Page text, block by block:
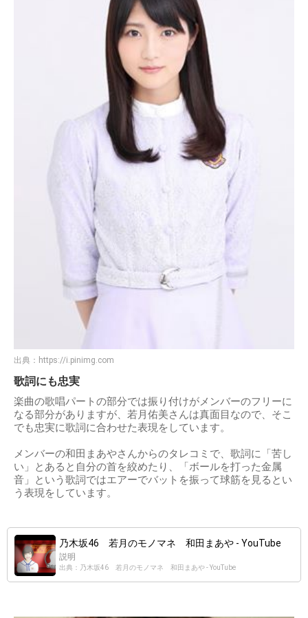
出典： https://i.pinimg.com
歌詞にも忠実
楽曲の歌唱パートの部分では振り付けがメンバーのフリーに
なる部分がありますが、若月佑美さんは真面目なので、そこ
でも忠実に歌詞に合わせた表現をしています。
メンバーの和田まあやさんからのタレコミで、歌詞に「苦し
い」とあると自分の首を絞めたり、「ボールを打った金属
音」という歌詞ではエアーでバットを振って球筋を見るとい
う表現をしています。
乃木坂46 若月のモノマネ 和田まあや - YouTube
説明
出典：乃木坂46 若月のモノマネ 和田まあや - YouTube